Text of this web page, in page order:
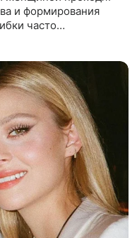
и формирования
часто